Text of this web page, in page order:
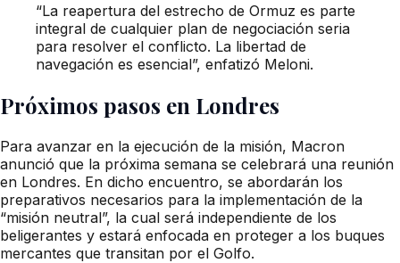
“La reapertura del estrecho de Ormuz es parte
integral de cualquier plan de negociación seria
para resolver el conflicto. La libertad de
navegación es esencial”, enfatizó Meloni.
Próximos pasos en Londres
Para avanzar en la ejecución de la misión, Macron
anunció que la próxima semana se celebrará una reunión
en Londres. En dicho encuentro, se abordarán los
preparativos necesarios para la implementación de la
“misión neutral”, la cual será independiente de los
beligerantes y estará enfocada en proteger a los buques
mercantes que transitan por el Golfo.